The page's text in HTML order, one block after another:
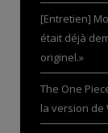
[Entretien]
était déjà
originel.»
The One
la version de